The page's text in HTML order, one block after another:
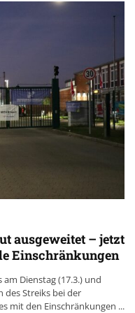
ausgeweitet – jetzt
Einschränkungen
Dienstag (17.3.) und
des Streiks bei der
mit den Einschränkungen ...